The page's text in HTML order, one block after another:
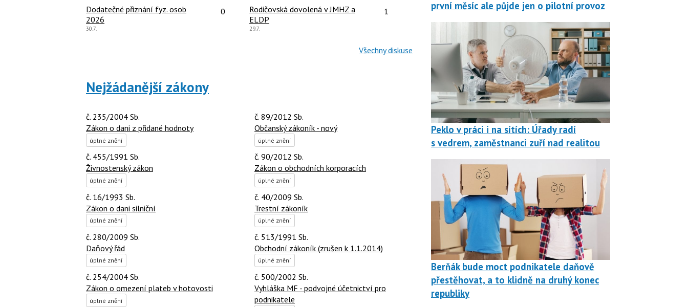
Dodatečné přiznání fyz. osob
2026
Počet reakcí:
0
Poslední
30.7.
Rodičovská dovolená v JMHZ a
ELDP
Počet reakcí:
1
Poslední
29.7.
Všechny diskuse
Nejžádanější zákony
č. 235/2004 Sb.
Zákon o dani z přidané hodnoty
úplné znění
č. 89/2012 Sb.
Občanský zákoník - nový
úplné znění
č. 455/1991 Sb.
Živnostenský zákon
úplné znění
č. 90/2012 Sb.
Zákon o obchodních korporacích
úplné znění
č. 16/1993 Sb.
Zákon o dani silniční
úplné znění
č. 40/2009 Sb.
Trestní zákoník
úplné znění
č. 280/2009 Sb.
Daňový řád
úplné znění
č. 513/1991 Sb.
Obchodní zákoník (zrušen k 1.1.2014)
úplné znění
č. 254/2004 Sb.
Zákon o omezení plateb v hotovosti
úplné znění
č. 500/2002 Sb.
Vyhláška MF - podvojné účetnictví pro
podnikatele
první měsíc ale půjde jen o pilotní provoz
Peklo v práci i na sítích: Úřady radí
s vedrem, zaměstnanci zuří nad realitou
Berňák bude moct podnikatele daňově
přestěhovat, a to klidně na druhý konec
republiky